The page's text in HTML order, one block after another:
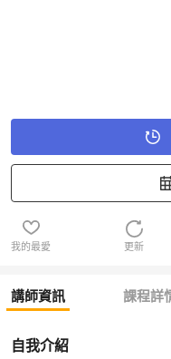
我的最愛 更新
講師資訊 課程詳
自我介紹